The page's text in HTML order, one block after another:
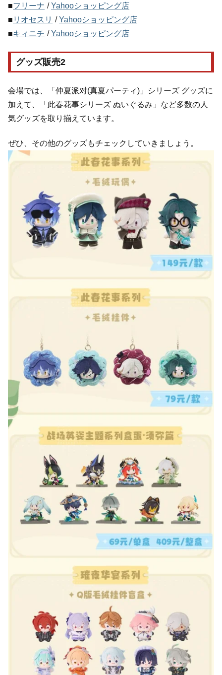
■フリーナ /Yahooショッピング店
■ リオセスリ /Yahooショッピング店
■キィニチ /Yahooショッピング店
グッズ販売2
会場では、「仲夏派对(真夏パーティ)」シリーズ グッズに
加えて、「此春花事シリーズ ぬいぐるみ」など多数の人
気グッズを取り揃えています。
ぜひ、その他のグッズもチェックしていきましょう。